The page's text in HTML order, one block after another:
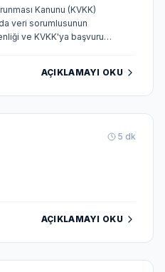
Kanunu (KVKK)
veri sorumlusunun
ve KVKK'ya başvuru
AÇIKLAMAYI OKU
5 dk
AÇIKLAMAYI OKU